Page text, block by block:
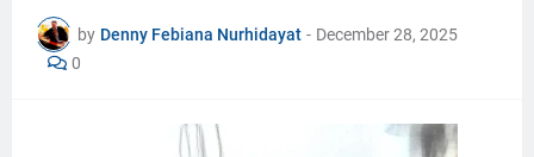
by Denny Febiana Nurhidayat - December 28, 2025
0